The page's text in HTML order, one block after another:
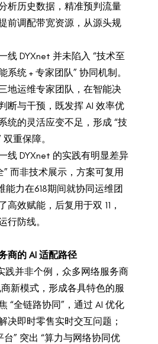
析历史数据，精准预判流量
前调配带宽资源，从源头规
线 DYXnet 并未陷入 “技术至
系统 + 专家团队” 协同机制。
地运维专家团队，在智能决
断与干预，既发挥 AI 效率优
统的灵活应变不足，形成 “技
重保障。
线 DYXnet 的实践有明显差异
” 而非技术展示，方案可复用
能力在618期间就协同运维团
高效赋能，后复用于双 11，
行防线。
商的 AI 适配路径
践并非个例，众多网络服务商
新模式，形成各具特色的服
“全链路协同”，通过 AI 优化
决即时零售实时交互问题；
” 突出 “算力与网络协同优